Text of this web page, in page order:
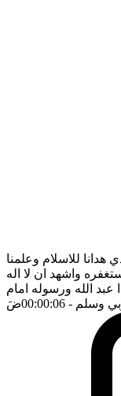
هدانا للاسلام وعلمنا
واشهد ان لا اله
عبد الله ورسوله امام
وسلم - 00:00:06 ضَ